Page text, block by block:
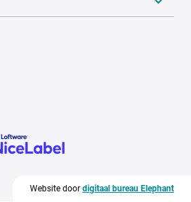
Website door digitaal bureau Elephant